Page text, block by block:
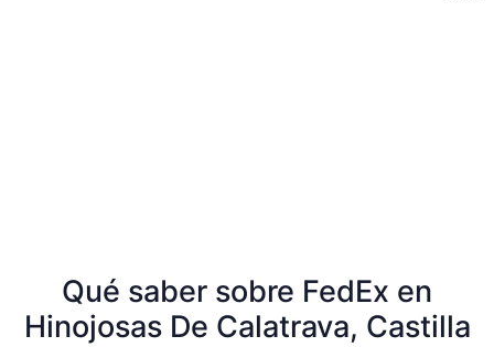
Qué saber sobre FedEx en
Hinojosas De Calatrava, Castilla